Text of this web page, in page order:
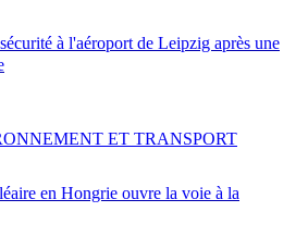
à l'aéroport de Leipzig après une
en Hongrie ouvre la voie à la
ET TRANSPORT